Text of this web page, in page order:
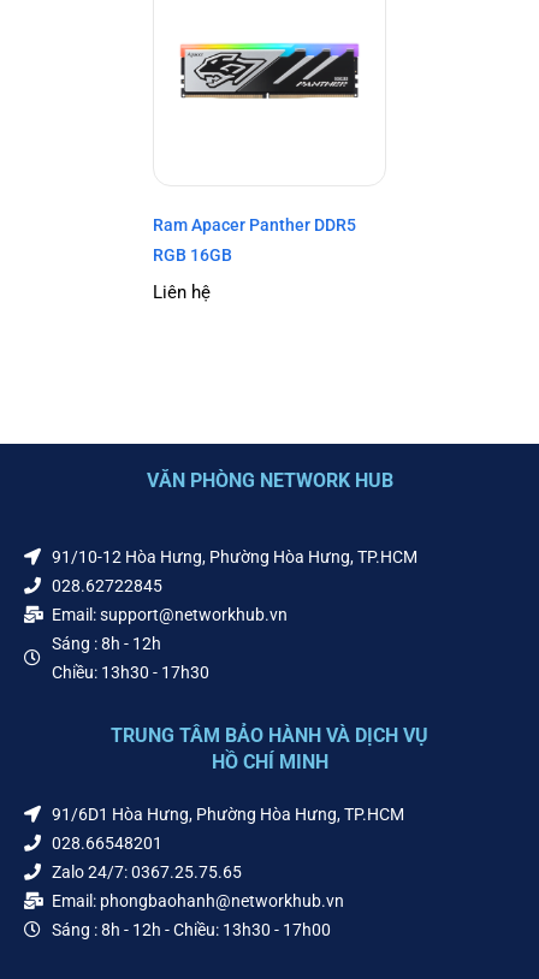
Ram Apacer Panther DDR5
RGB 16GB
Liên hệ
VĂN PHÒNG NETWORK HUB
91/10-12 Hòa Hưng, Phường Hòa Hưng, TP.HCM
028.62722845
Email: support@networkhub.vn
Sáng : 8h - 12h
Chiều: 13h30 - 17h30
TRUNG TÂM BẢO HÀNH VÀ DỊCH VỤ
HỒ CHÍ MINH
91/6D1 Hòa Hưng, Phường Hòa Hưng, TP.HCM
028.66548201
Zalo 24/7: 0367.25.75.65
Email: phongbaohanh@networkhub.vn
Sáng : 8h - 12h - Chiều: 13h30 - 17h00